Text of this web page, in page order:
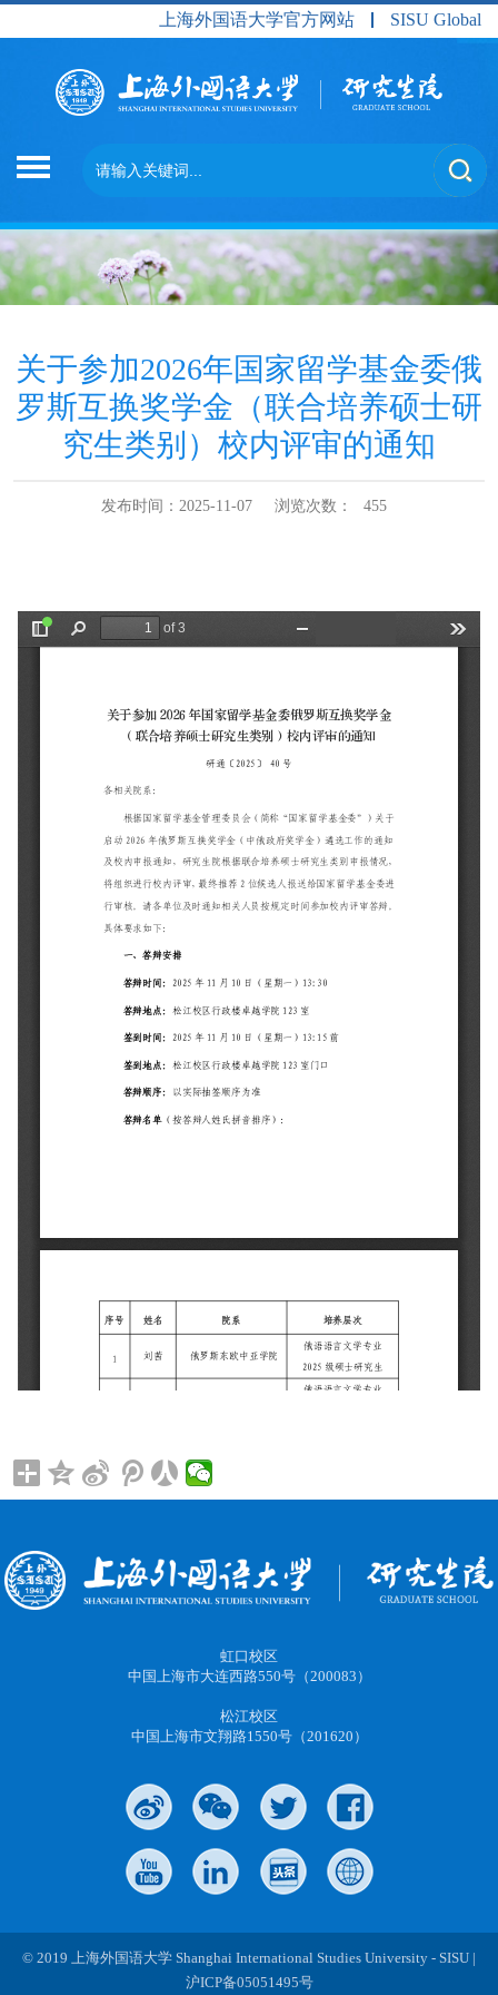
上海外国语大学官方网站 SISU Global
关于参加2026年国家留学基金委俄
罗斯互换奖学金（联合培养硕士研
究生类别）校内评审的通知
发布时间：2025-11-07 浏览次数： 455
虹口校区
中国上海市大连西路550号（200083）
松江校区
中国上海市文翔路1550号（201620）
© 2019 上海外国语大学 Shanghai International Studies University - SISU |
沪ICP备05051495号